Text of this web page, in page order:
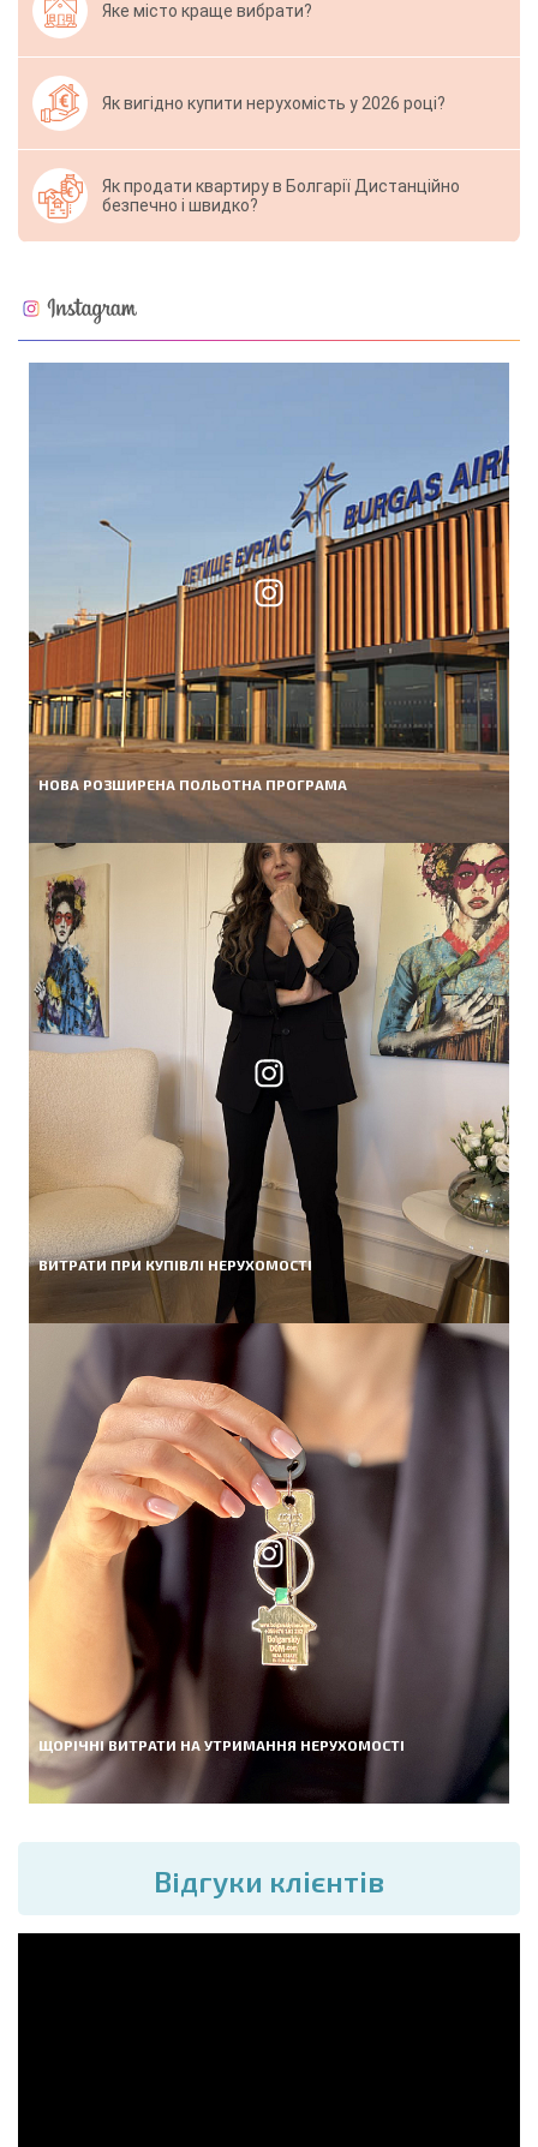
Яке місто краще вибрати?
Як вигідно купити нерухомість у 2026 році?
Як продати квартиру в Болгарії Дистанційно
безпечно і швидко?
НОВА РОЗШИРЕНА ПОЛЬОТНА ПРОГРАМА
ВИТРАТИ ПРИ КУПІВЛІ НЕРУХОМОСТІ
ЩОРІЧНІ ВИТРАТИ НА УТРИМАННЯ НЕРУХОМОСТІ
Вiдгуки клієнтів